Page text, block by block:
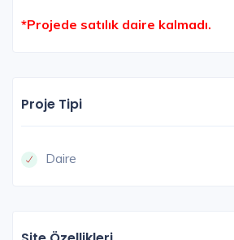
*Projede satılık daire kalmadı.
Proje Tipi
Daire